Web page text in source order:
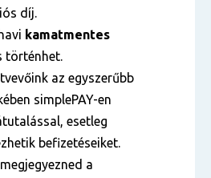
díj.
kamatmentes
történhet.
az egyszerűbb
simplePAY-en
esetleg
befizetéseiket.
a